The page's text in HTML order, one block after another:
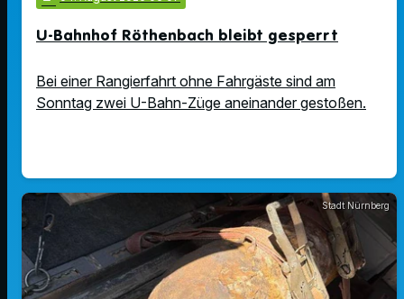
U-Bahnhof Röthenbach bleibt gesperrt
Bei einer Rangierfahrt ohne Fahrgäste sind am
Sonntag zwei U-Bahn-Züge aneinander gestoßen.
Stadt Nürnberg